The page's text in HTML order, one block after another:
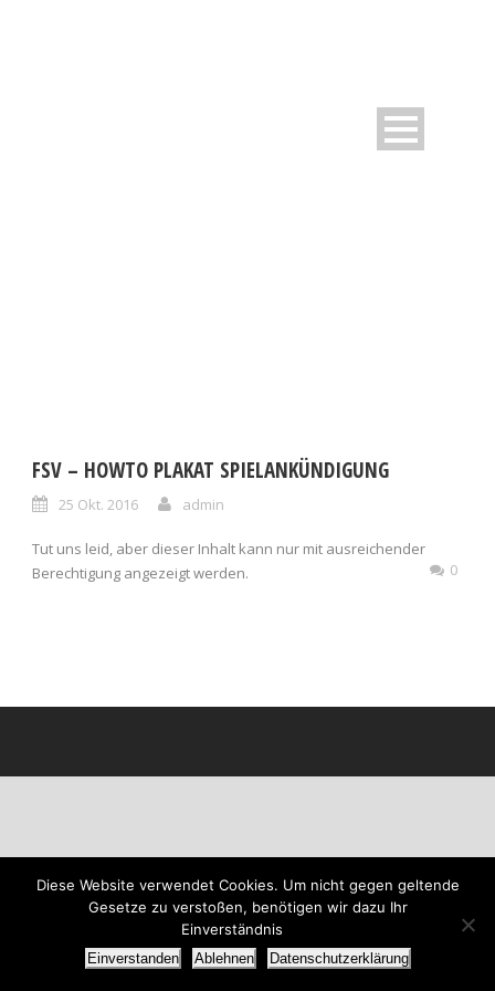
FSV – HOWTO PLAKAT SPIELANKÜNDIGUNG
25 Okt. 2016 admin
Tut uns leid, aber dieser Inhalt kann nur mit ausreichender
Berechtigung angezeigt werden.
0
Diese Website verwendet Cookies. Um nicht gegen geltende
Gesetze zu verstoßen, benötigen wir dazu Ihr
Einverständnis
Einverstanden Ablehnen Datenschutzerklärung